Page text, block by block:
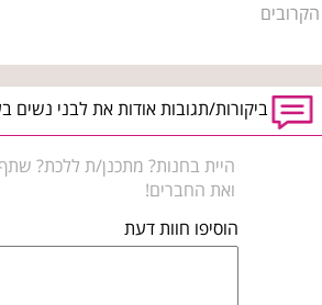
הקרובים
ביקורות/תגובות אודות את לבני נשים
היית בחנות? מתכנן/ת ללכת?
ואת החברים!
הוסיפו חוות דעת